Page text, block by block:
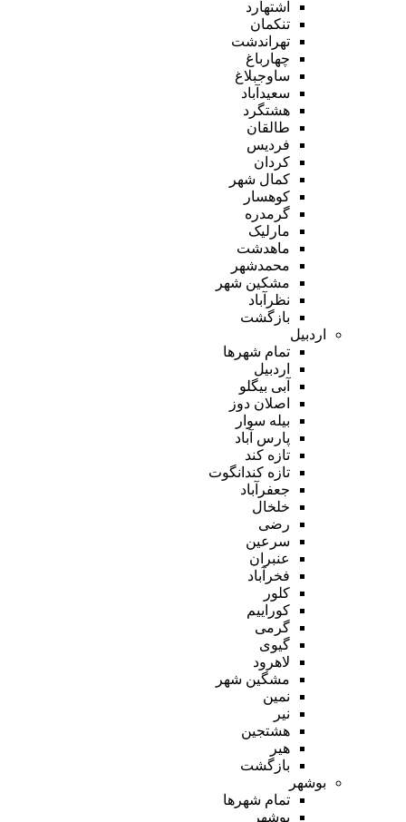
اشتهارد
تنکمان
تهراندشت
چهارباغ
ساوجبلاغ
سعیدآباد
هشتگرد
طالقان
فردیس
کردان
کمال شهر
کوهسار
گرمدره
مارلیک
ماهدشت
محمدشهر
مشکین شهر
نظرآباد
بازگشت
اردبیل
تمام شهر‌ها
اردبیل
آبی بیگلو
اصلان دوز
بیله سوار
پارس آباد
تازه کند
تازه کندانگوت
جعفرآباد
خلخال
رضی
سرعین
عنبران
فخرآباد
کلور
کوراییم
گرمی
گیوی
لاهرود
مشگین شهر
نمین
نیر
هشتجین
هیر
بازگشت
بوشهر
تمام شهر‌ها
بوشهر